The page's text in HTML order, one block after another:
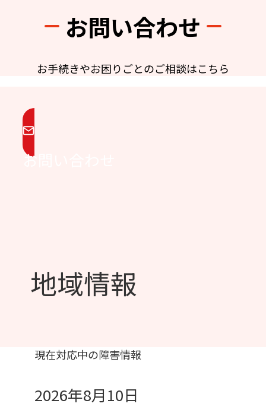
お問い合わせ
お手続きやお困りごとのご相談はこちら
お問い合わせ
地域情報
現在対応中の障害情報
2026年8月10日